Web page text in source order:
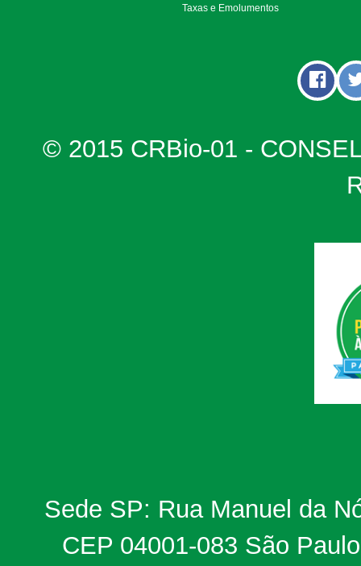
Taxas e Emolumentos
© 2015 CRBio-01 -
Sede SP: Rua Manuel da
CEP 04001-083 São